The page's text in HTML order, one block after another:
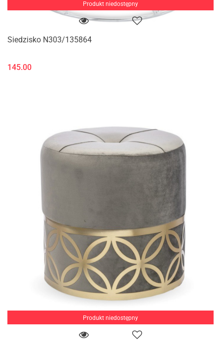
Produkt niedostępny
Siedzisko N303/135864
145.00
Produkt niedostępny